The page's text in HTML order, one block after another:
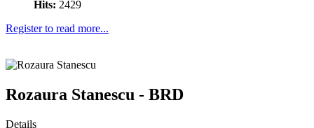
Hits: 2429
Register to read more...
Rozaura Stanescu - BRD
Details